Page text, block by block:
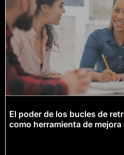
El poder de los bucles de
como herramienta de